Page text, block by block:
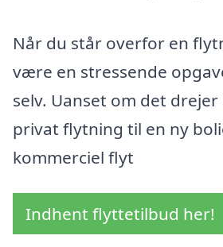
Når du står overfor en
være en stressende
selv. Uanset om det drejer
privat flytning til en ny
kommerciel flyt
Indhent flyttetilbud her!